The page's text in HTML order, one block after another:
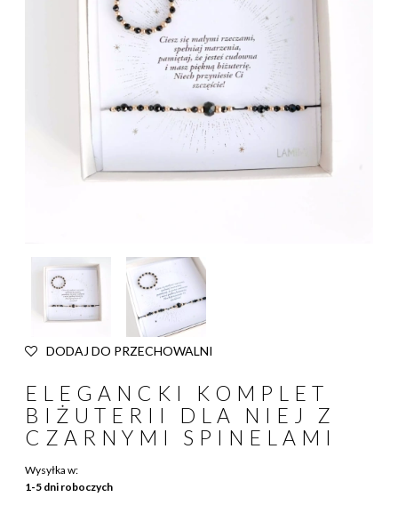
DODAJ DO PRZECHOWALNI
ELEGANCKI KOMPLET
BIŻUTERII DLA NIEJ Z
CZARNYMI SPINELAMI
Wysyłka w:
1-5 dni roboczych